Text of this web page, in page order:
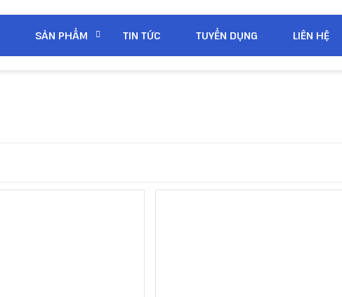
SẢN PHẨM TIN TỨC TUYỂN DỤNG LIÊN HỆ